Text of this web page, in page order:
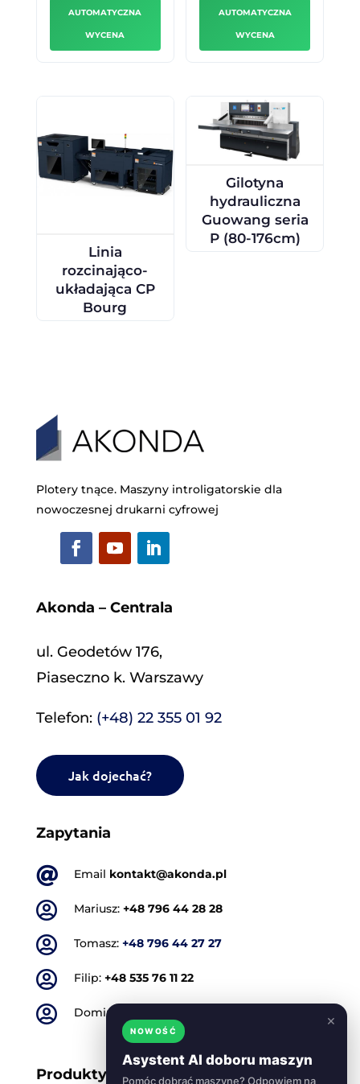
AUTOMATYCZNA
WYCENA
AUTOMATYCZNA
WYCENA
Linia
rozcinająco-
układająca CP
Bourg
Gilotyna
hydrauliczna
Guowang seria
P (80-176cm)
Plotery tnące. Maszyny introligatorskie dla
nowoczesnej drukarni cyfrowej
Akonda – Centrala
ul. Geodetów 176,
Piaseczno k. Warszawy
Telefon: (+48) 22 355 01 92
Jak dojechać?
Zapytania
 Email kontakt@akonda.pl
 Mariusz: +48 796 44 28 28
 Tomasz: +48 796 44 27 27
 Filip: +48 535 76 11 22
 Dominik:
Produkty
×
NOWOŚĆ
Asystent AI doboru maszyn
Pomóc dobrać maszynę? Odpowiem na